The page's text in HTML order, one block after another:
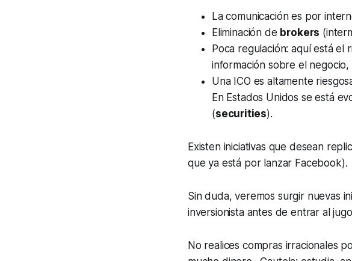
La comunicación es por
Eliminación de brokers
Poca regulación: aquí está el
información sobre el
Una ICO es altamente
En Estados Unidos se está
(securities).
Existen iniciativas que desean
que ya está por lanzar Facebook).
Sin duda, veremos surgir nuevas
inversionista antes de entrar al
No realices compras irracionales